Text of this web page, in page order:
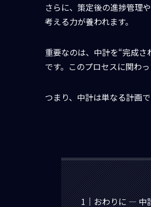
さらに、策定後の進捗管理
考える力が養われます。
重要なのは、中計を“完成
です。このプロセスに関わ
つまり、中計は単なる計画
おわりに ― 中